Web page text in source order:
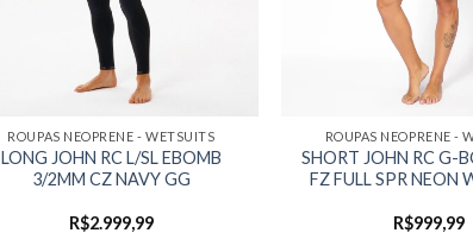
ROUPAS NEOPRENE - WETSUITS
LONG JOHN RC L/SL EBOMB
3/2MM CZ NAVY GG
R$2.999,99
ROUPAS NEOPRENE -
SHORT JOHN RC G-
FZ FULL SPR NEON
R$999,99